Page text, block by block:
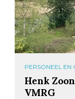
PERSONEEL EN
Henk
VMRG